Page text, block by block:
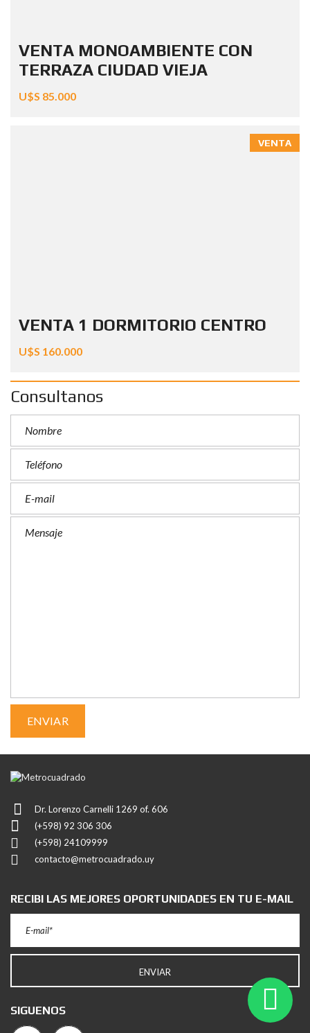
VENTA MONOAMBIENTE CON
TERRAZA CIUDAD VIEJA
U$S 85.000
VENTA
VENTA 1 DORMITORIO CENTRO
U$S 160.000
Consultanos
Dr. Lorenzo Carnelli 1269 of. 606
(+598) 92 306 306
(+598) 24109999
contacto@metrocuadrado.uy
RECIBI LAS MEJORES OPORTUNIDADES EN TU E-MAIL
SIGUENOS